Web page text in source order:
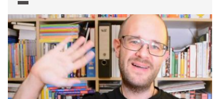
podobě. Budova získala nové využití, dnes tu najdeme
dva hotely, divadlo, kino, kanceláře, byty, restaurace,
bary, obchody nebo galerie. Z ikonické budovy se stalo
další centrum pulsující metropole. Architekti se snažili
zachovat co nejvíce původních historických detailů,
například řídící středisko ze 40. let 20. století,
v interiérů zůstaly původní nosníky nebo třeba také
jeřáby.